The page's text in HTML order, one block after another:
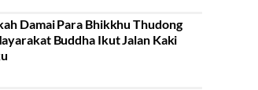
Damai Para Bhikkhu Thudong
Buddha Ikut Jalan Kaki